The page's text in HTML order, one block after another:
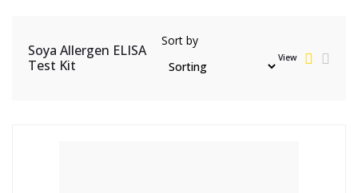
Soya Allergen ELISA
Test Kit
Sort by
View